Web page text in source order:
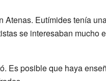
Atenas. Eutímides tenía
se interesaban mucho
Es posible que haya